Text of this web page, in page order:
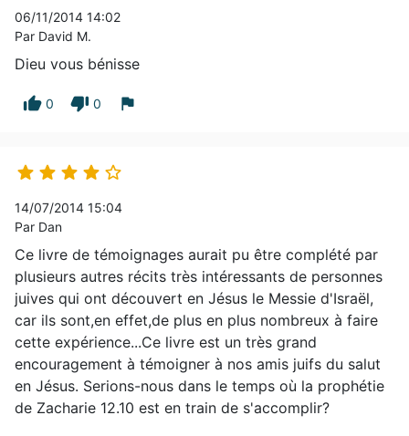
06/11/2014 14:02
Par David M.
Dieu vous bénisse
thumb_up 0 thumb_down 0 flag
    
14/07/2014 15:04
Par Dan
Ce livre de témoignages aurait pu être complété par
plusieurs autres récits très intéressants de personnes
juives qui ont découvert en Jésus le Messie d'Israël,
car ils sont,en effet,de plus en plus nombreux à faire
cette expérience...Ce livre est un très grand
encouragement à témoigner à nos amis juifs du salut
en Jésus. Serions-nous dans le temps où la prophétie
de Zacharie 12.10 est en train de s'accomplir?